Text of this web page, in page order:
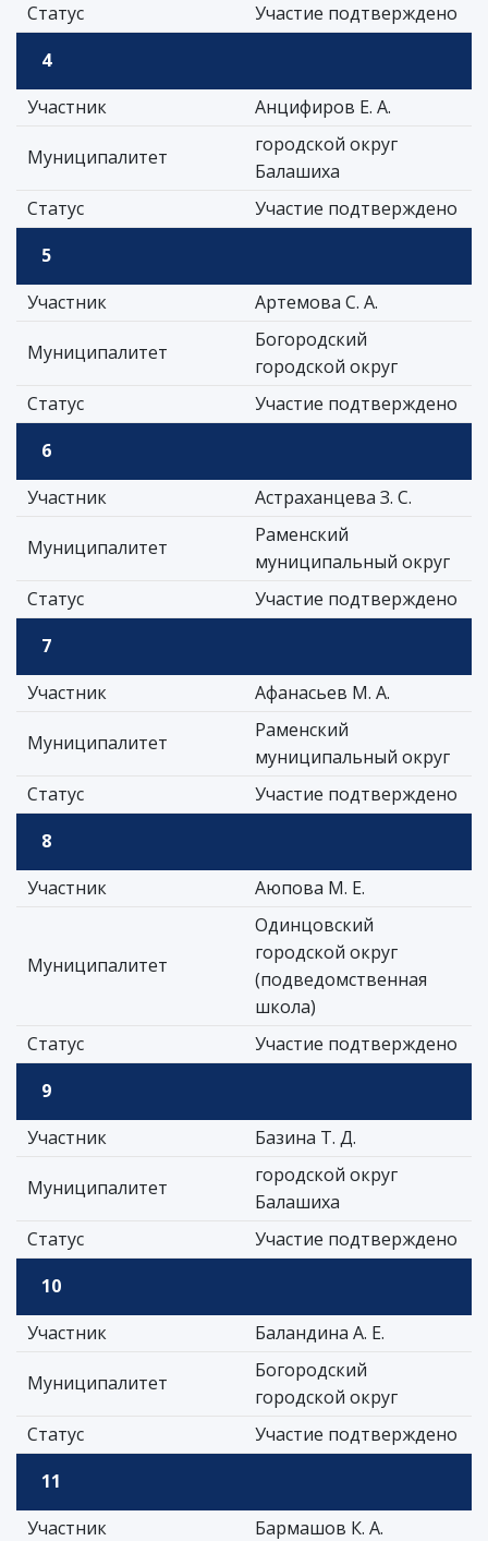
Статус
Участие подтверждено
4
Участник
Анцифиров Е. А.
Муниципалитет
городской округ
Балашиха
Статус
Участие подтверждено
5
Участник
Артемова С. А.
Муниципалитет
Богородский
городской округ
Статус
Участие подтверждено
6
Участник
Астраханцева З. С.
Муниципалитет
Раменский
муниципальный округ
Статус
Участие подтверждено
7
Участник
Афанасьев М. А.
Муниципалитет
Раменский
муниципальный округ
Статус
Участие подтверждено
8
Участник
Аюпова М. Е.
Муниципалитет
Одинцовский
городской округ
(подведомственная
школа)
Статус
Участие подтверждено
9
Участник
Базина Т. Д.
Муниципалитет
городской округ
Балашиха
Статус
Участие подтверждено
10
Участник
Баландина А. Е.
Муниципалитет
Богородский
городской округ
Статус
Участие подтверждено
11
Участник
Бармашов К. А.